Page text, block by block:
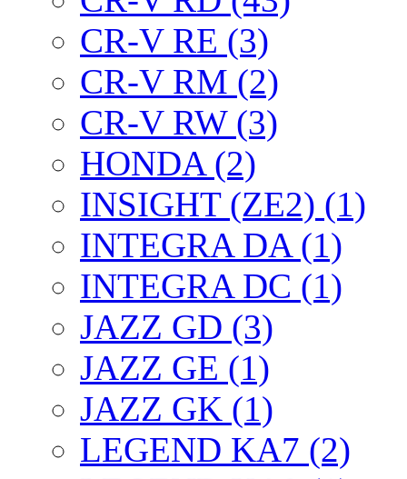
CR-V RE (3)
CR-V RM (2)
CR-V RW (3)
HONDA (2)
INSIGHT (ZE2) (1)
INTEGRA DA (1)
INTEGRA DC (1)
JAZZ GD (3)
JAZZ GE (1)
JAZZ GK (1)
LEGEND KA7 (2)